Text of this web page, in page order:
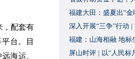
，配套有
台。目
海运、
福建大田：盛夏出“
深入开展“三争”行动 |
福建：山海相融 地标
屏山时评 | 以“人民标